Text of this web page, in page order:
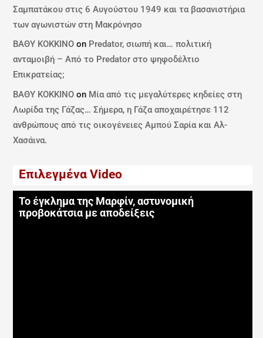
Σαμπατάκου στις 6 Αυγούστου 1949 και τα βασανιστήρια
των αγωνιστών στη Μακρόνησο
ΒΑΘΥ ΚΟΚΚΙΝΟ on Predator, σιωπή και… πολιτική
ανταμοιβή – Από το Predator στο ψηφοδέλτιο
Επικρατείας;
ΒΑΘΥ ΚΟΚΚΙΝΟ on Μία από τις μεγαλύτερες κηδείες στη
Λωρίδα της Γάζας… Σήμερα, η Γάζα αποχαιρέτησε 112
ανθρώπους από τις οικογένειες Αμπού Σαρία και Αλ-
Χασάινα.
Επιλεγμένα Video
Το έγκλημα της Μαρφίν, αστυνομική
προβοκάτσια με αποδείξεις